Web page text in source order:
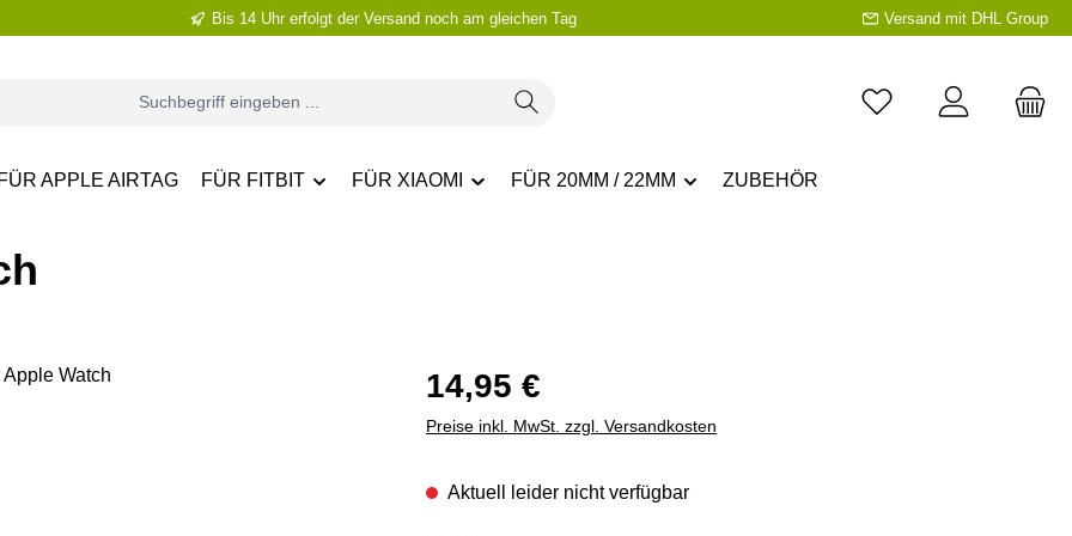
Bis 14 Uhr erfolgt der Versand noch am gleichen Tag Versand mit DHL Group
FÜR APPLE AIRTAG FÜR FITBIT FÜR XIAOMI FÜR 20MM / 22MM ZUBEHÖR
Regulärer Preis:
14,95 €
Preise inkl. MwSt. zzgl. Versandkosten
Aktuell leider nicht verfügbar